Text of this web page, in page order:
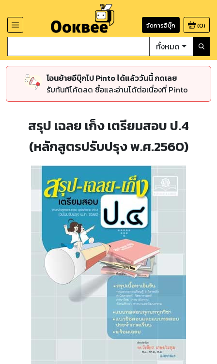
จัดการอีบุ๊ก (0)
ทั้งหมด
โอนย้ายอีบุ๊กไป Pinto ได้แล้ววันนี้ กดเลย
รับทันทีโค้ดลด ซื้อและอ่านได้ต่อเนื่องที่ Pinto
สรุป เฉลย เก็ง เตรียมสอบ ป.4
(หลักสูตรปรับปรุง พ.ศ.2560)